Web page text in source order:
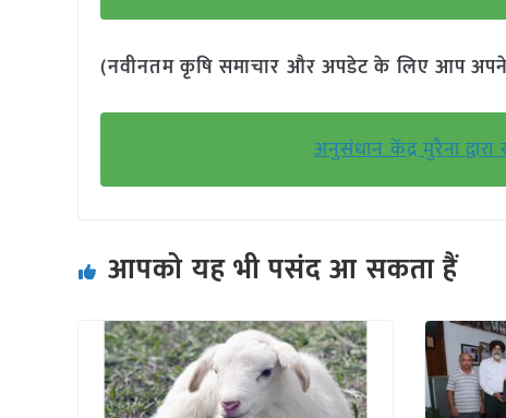
(नवीनतम कृषि समाचार और अपडेट के लिए आप
अनुसंधान केंद्र मुरैना
आपको यह भी पसंद आ सकता हैं